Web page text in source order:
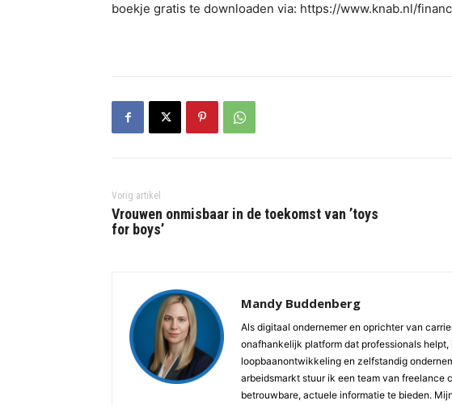
boekje gratis te downloaden via: https://www.knab.nl/
Vorig artikel
Vrouwen onmisbaar in de toekomst van ’toys
for boys’
Mandy Buddenberg
Als digitaal ondernemer en oprichter van
onafhankelijk platform dat professionals
loopbaanontwikkeling en zelfstandig
arbeidsmarkt stuur ik een team van freelance
betrouwbare, actuele informatie te bieden.